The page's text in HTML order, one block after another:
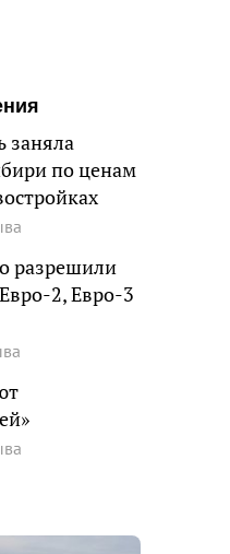
заняла
по ценам
разрешили
2, Евро-3